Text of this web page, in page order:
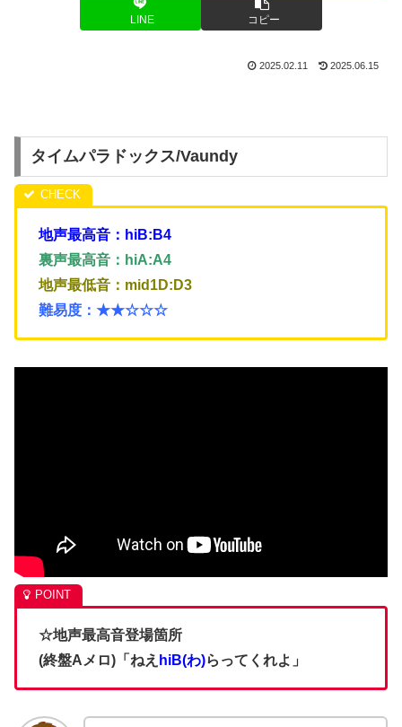
LINE コピー
2025.02.11 2025.06.15
タイムパラドックス/Vaundy
地声最高音：hiB:B4
裏声最高音：hiA:A4
地声最低音：mid1D:D3
難易度：★★☆☆☆
☆地声最高音登場箇所
(終盤Aメロ)「ねえ hiB(わ)らってくれよ」